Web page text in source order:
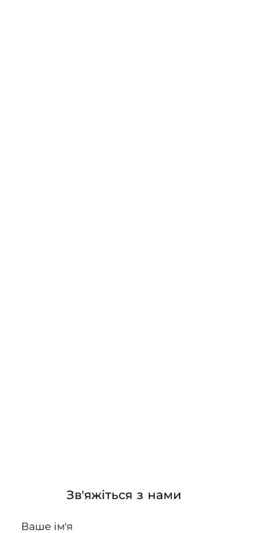
Зв'яжіться з нами
Ваше ім'я